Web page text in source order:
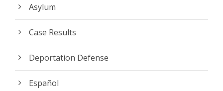
Asylum
Case Results
Deportation Defense
Español